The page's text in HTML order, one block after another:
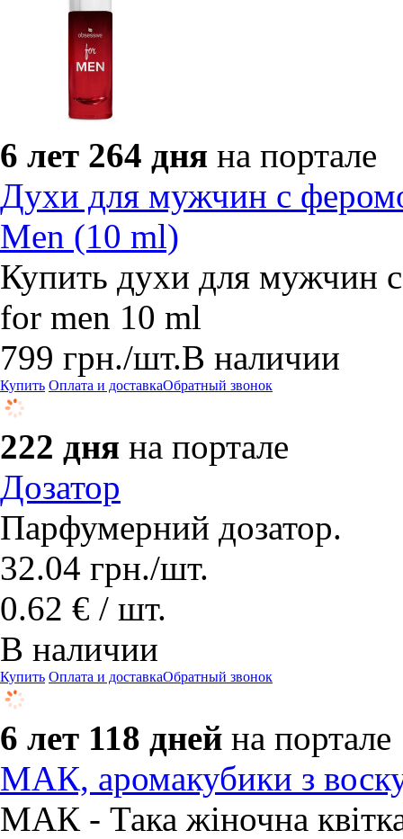
6 лет 264 дня на портале
Духи для мужчин с
Men (10 ml)
Купить духи для мужчин
for men 10 ml
799 грн./шт.В наличии
Купить Оплата и доставкаОбратный звонок
222 дня на портале
Дозатор
Парфумерний дозатор.
32.04 грн./шт.
0.62 € / шт.
В наличии
Купить Оплата и доставкаОбратный звонок
6 лет 118 дней на портале
МАК, аромакубики з
МАК - Така жіночна